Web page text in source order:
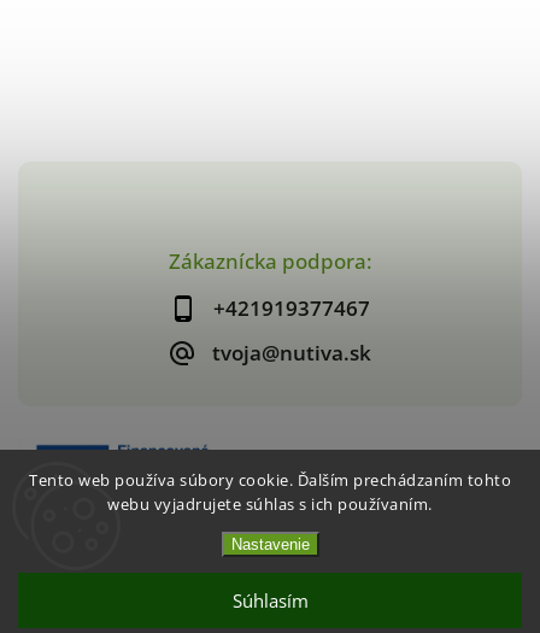
Tento web používa súbory cookie. Ďalším prechádzaním tohto
webu vyjadrujete súhlas s ich používaním.
Nastavenie
Súhlasím
Zákaznícka podpora:
+421919377467
tvoja@nutiva.sk
nutiva.sk
Shoptet